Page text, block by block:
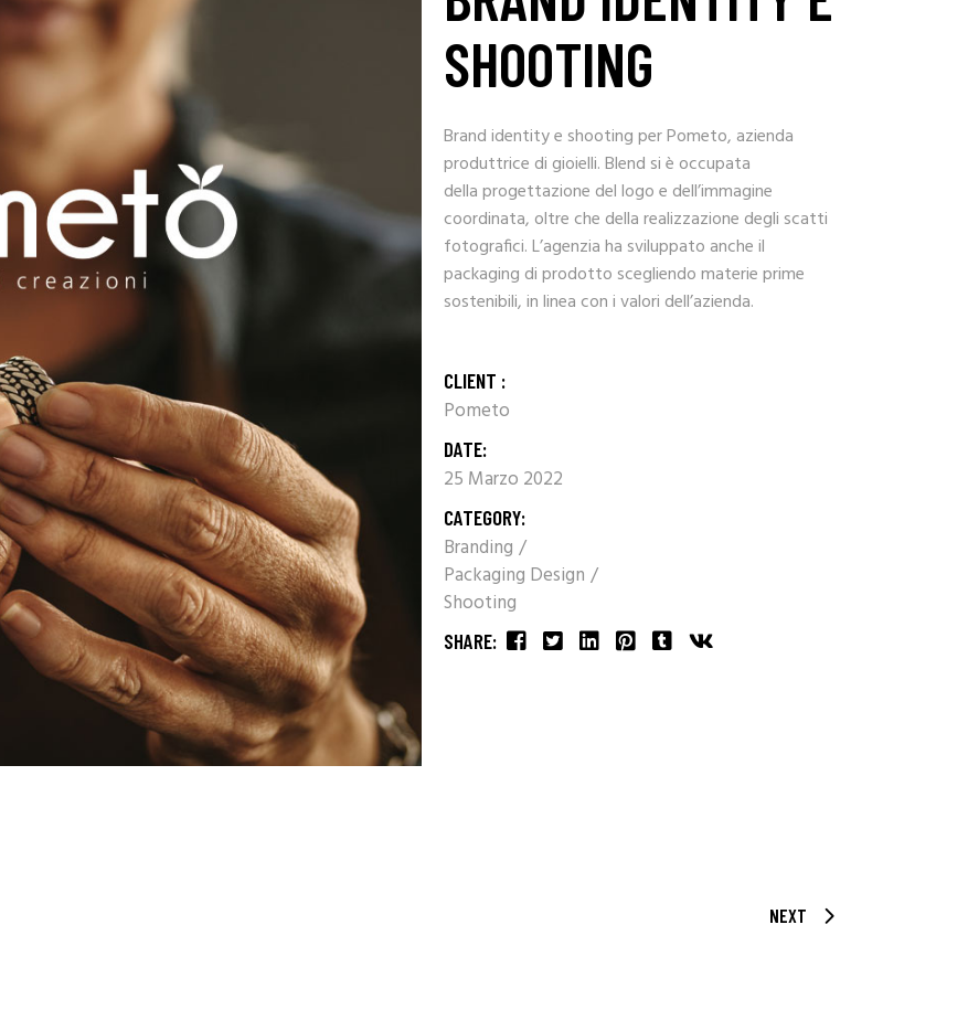
SHOOTING
Brand identity e shooting per Pometo, azienda
produttrice di gioielli. Blend si è occupata
della progettazione del logo e dell’immagine
coordinata, oltre che della realizzazione degli scatti
fotografici. L’agenzia ha sviluppato anche il
packaging di prodotto scegliendo materie prime
sostenibili, in linea con i valori dell’azienda.
CLIENT :
Pometo
DATE:
25 Marzo 2022
CATEGORY:
Branding
Packaging Design
Shooting
SHARE:
NEXT